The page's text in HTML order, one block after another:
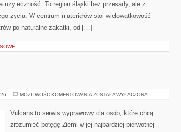
użyteczność. To region śląski bez przesady, ale z
życia. W centrum materiałów stoi wielowątkowość
po naturalne zakątki, od […]
MOŻLIWOŚĆ KOMENTOWANIA JEZIORA
ZOSTAŁA WYŁĄCZONA
Vulcans to serwis wyprawowy dla osób, które chcą
zrozumieć potęgę Ziemi w jej najbardziej pierwotnej